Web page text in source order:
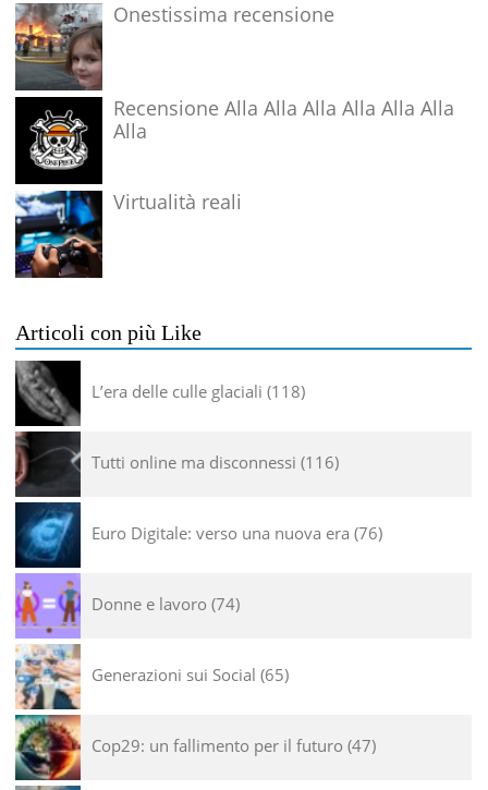
Onestissima recensione
Recensione Alla Alla Alla Alla Alla Alla
Alla
Virtualità reali
Articoli con più Like
L’era delle culle glaciali 118
Tutti online ma disconnessi 116
Euro Digitale: verso una nuova era 76
Donne e lavoro 74
Generazioni sui Social 65
Cop29: un fallimento per il futuro 47